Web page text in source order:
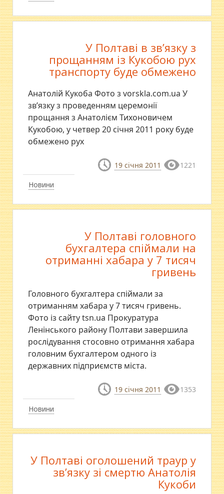
Новини
У Полтаві в зв’язку з
прощанням із Кукобою рух
транспорту буде обмежено
Анатолій Кукоба Фото з vorskla.com.ua У
зв’язку з проведенням церемонії
прощання з Анатолієм Тихоновичем
Кукобою, у четвер 20 січня 2011 року буде
обмежено рух
19 січня 2011 1221
Новини
У Полтаві головного
бухгалтера спіймали на
отриманні хабара у 7 тисяч
гривень
Головного бухгалтера спіймали за
отриманням хабара у 7 тисяч гривень.
Фото із сайту tsn.ua Прокуратура
Ленінського району Полтави завершила
рослідування стосовно отримання хабара
головним бухгалтером одного із
державних підприємств міста.
19 січня 2011 1353
У Полтаві оголошений траур у
зв’язку зі смертю Анатолія
Кукоби